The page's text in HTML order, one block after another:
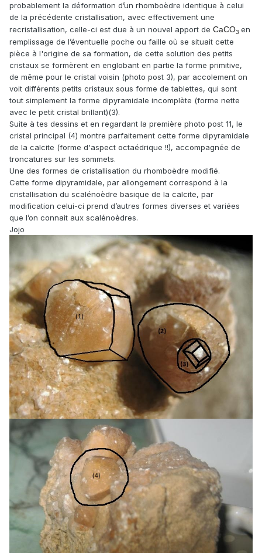
probablement la déformation d’un rhomboèdre identique à celui
de la précédente cristallisation, avec effectivement une
recristallisation, celle-ci est due à un nouvel apport de CaCO3 en
remplissage de l’éventuelle poche ou faille où se situait cette
pièce à l'origine de sa formation, de cette solution des petits
cristaux se formèrent en englobant en partie la forme primitive,
de même pour le cristal voisin (photo post 3), par accolement on
voit différents petits cristaux sous forme de tablettes, qui sont
tout simplement la forme dipyramidale incomplète (forme nette
avec le petit cristal brillant)(3).
Suite à tes dessins et en regardant la première photo post 11, le
cristal principal (4) montre parfaitement cette forme dipyramidale
de la calcite (forme d'aspect octaédrique !!), accompagnée de
troncatures sur les sommets.
Une des formes de cristallisation du rhomboèdre modifié.
Cette forme dipyramidale, par allongement correspond à la
cristallisation du scalénoèdre basique de la calcite, par
modification celui-ci prend d’autres formes diverses et variées
que l’on connait aux scalénoèdres.
Jojo